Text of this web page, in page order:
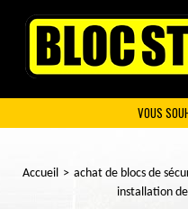
VOUS
Accueil achat de blocs de
installation